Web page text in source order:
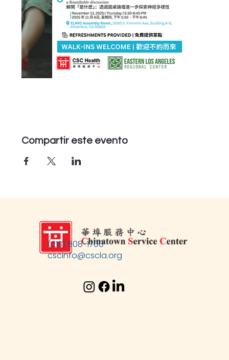
Compartir este evento
(213) 808-1700
cscinfo@cscla.org